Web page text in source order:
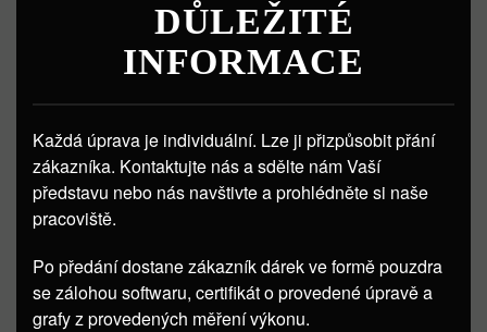
DŮLEŽITÉ
INFORMACE
Každá úprava je individuální. Lze ji přizpůsobit přání
zákazníka. Kontaktujte nás a sdělte nám Vaší
představu nebo nás navštivte a prohlédněte si naše
pracoviště.
Po předání dostane zákazník dárek ve formě pouzdra
se zálohou softwaru, certifikát o provedené úpravě a
grafy z provedených měření výkonu.